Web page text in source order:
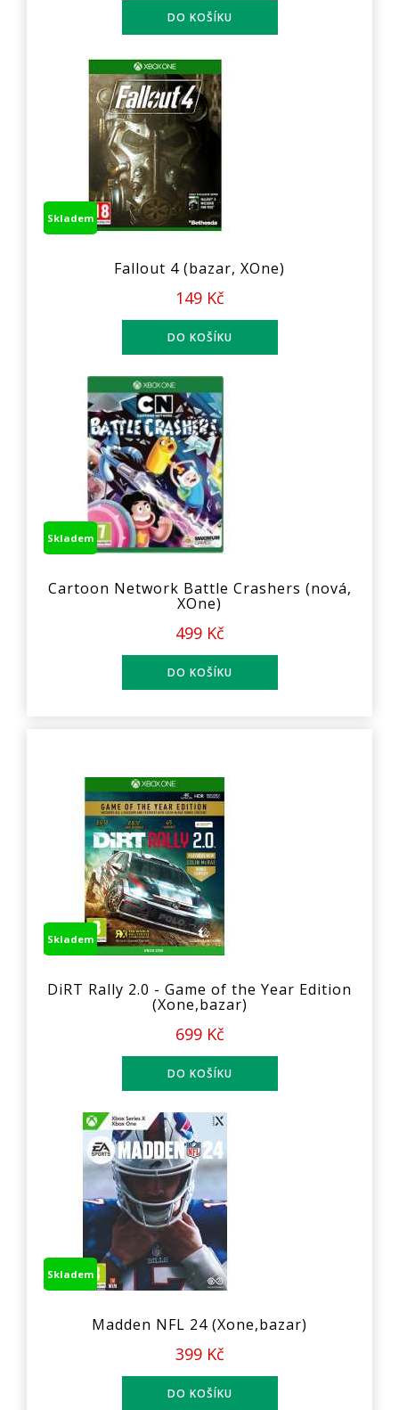
Skladem
Fallout 4 (bazar, XOne)
149 Kč
Skladem
Cartoon Network Battle Crashers (nová,
XOne)
499 Kč
Skladem
DiRT Rally 2.0 - Game of the Year Edition
(Xone,bazar)
699 Kč
Skladem
Madden NFL 24 (Xone,bazar)
399 Kč